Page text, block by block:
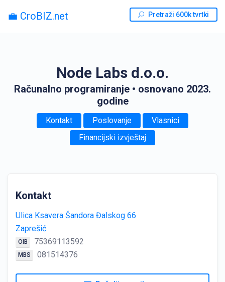
💼 CroBIZ.net Pretraži 600k tvrtki
Node Labs d.o.o.
Računalno programiranje • osnovano 2023.
godine
Kontakt Poslovanje
Vlasnici
Financijski izvještaj
Kontakt
Ulica Ksavera Šandora Đalskog 66
Zaprešić
OIB 75369113592
MBS 081514376